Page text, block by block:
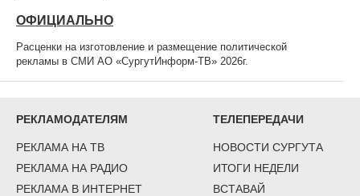
ОФИЦИАЛЬНО
Расценки на изготовление и размещение политической
рекламы в СМИ АО «СургутИнформ-ТВ» 2026г.
РЕКЛАМОДАТЕЛЯМ
РЕКЛАМА НА ТВ
РЕКЛАМА НА РАДИО
РЕКЛАМА В ИНТЕРНЕТ
ТЕЛЕПЕРЕДАЧИ
НОВОСТИ СУРГУТА
ИТОГИ НЕДЕЛИ
ВСТАВАЙ